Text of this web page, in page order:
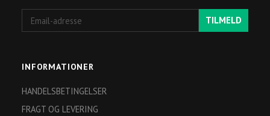
adresse
TILMELD
INFORMATIONER
HANDELSBETINGELSER
FRAGT OG LEVERING